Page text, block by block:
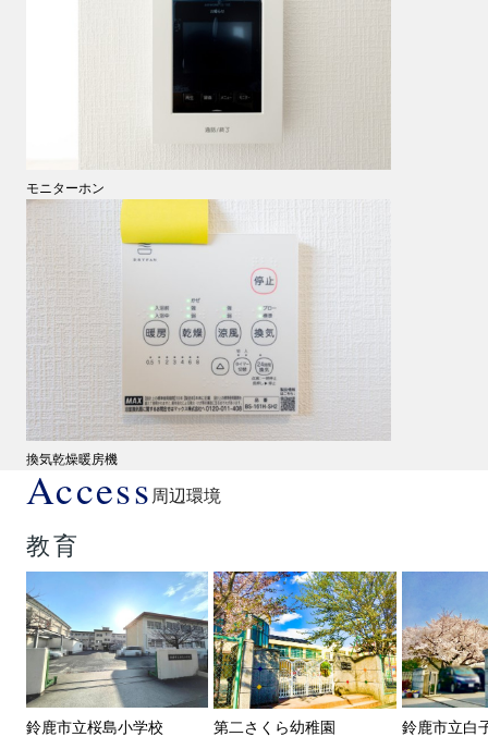
モニターホン
換気乾燥暖房機
Access周辺環境
教育
鈴鹿市立桜島小学校 第二さくら幼稚園 鈴鹿市立白